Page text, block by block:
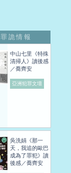
罪詭情報
中山七里《特殊
清掃人》讀後感
／喬齊安
亞洲犯罪文壇
吳洗娟《那一
天，我追的歐巴
成為了罪犯》讀
後感／喬齊安